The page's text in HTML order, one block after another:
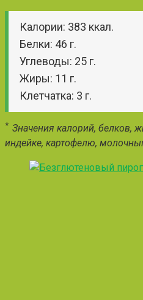
Калории: 383 ккал.
Белки: 46 г.
Углеводы: 25 г.
Жиры: 11 г.
Клетчатка: 3 г.
* Значения калорий, белков,
индейке, картофелю,